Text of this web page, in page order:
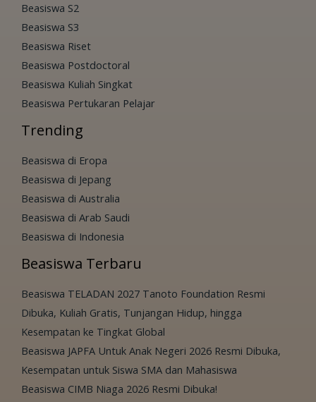
Beasiswa S2
Beasiswa S3
Beasiswa Riset
Beasiswa Postdoctoral
Beasiswa Kuliah Singkat
Beasiswa Pertukaran Pelajar
Trending
Beasiswa di Eropa
Beasiswa di Jepang
Beasiswa di Australia
Beasiswa di Arab Saudi
Beasiswa di Indonesia
Beasiswa Terbaru
Beasiswa TELADAN 2027 Tanoto Foundation Resmi
Dibuka, Kuliah Gratis, Tunjangan Hidup, hingga
Kesempatan ke Tingkat Global
Beasiswa JAPFA Untuk Anak Negeri 2026 Resmi Dibuka,
Kesempatan untuk Siswa SMA dan Mahasiswa
Beasiswa CIMB Niaga 2026 Resmi Dibuka!